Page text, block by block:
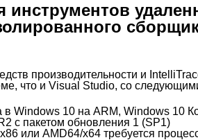
инструментов
производительности и
что и Visual Studio, со
в Windows 10 на ARM, Windows 10
с пакетом обновления 1 (SP1)
или AMD64/x64 требуется